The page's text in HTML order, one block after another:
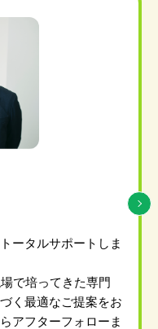
ータルサポートしま
で培ってきた専門
く最適なご提案をお
アフターフォローま